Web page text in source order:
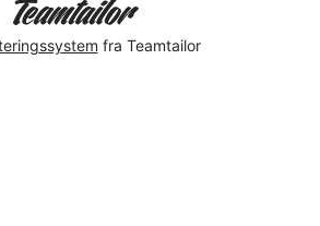
fra Teamtailor